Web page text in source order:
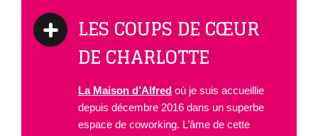
LES COUPS DE CŒUR
DE CHARLOTTE
La Maison d’Alfred où je suis accueillie
depuis décembre 2016 dans un superbe
espace de coworking. L’âme de cette